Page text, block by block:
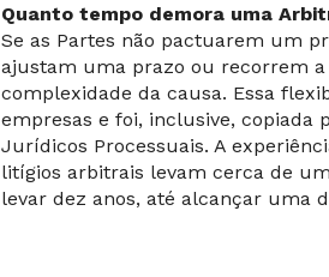
Quanto tempo demora uma
Se as Partes não pactuarem um
ajustam uma prazo ou recorrem a
complexidade da causa. Essa
empresas e foi, inclusive, copiada
Jurídicos Processuais. A
litígios arbitrais levam cerca de
levar dez anos, até alcançar uma